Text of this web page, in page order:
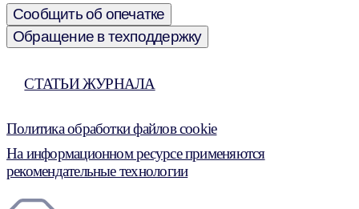
Сообщить об опечатке
Обращение в техподдержку
СТАТЬИ ЖУРНАЛА
Политика обработки файлов cookie
На информационном ресурсе применяются
рекомендательные технологии